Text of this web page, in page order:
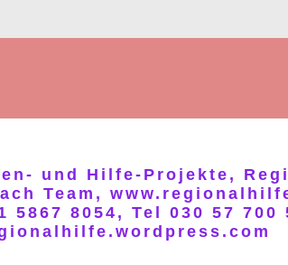
und Hilfe-Projekte,
Team,
8054, Tel 030 57